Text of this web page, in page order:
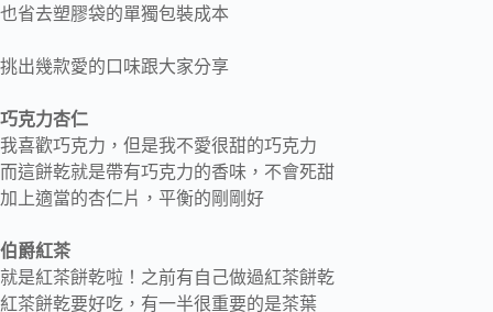
也省去塑膠袋的單獨包裝成本
挑出幾款愛的口味跟大家分享
巧克力杏仁
我喜歡巧克力，但是我不愛很甜的巧克力
而這餅乾就是帶有巧克力的香味，不會死甜
加上適當的杏仁片，平衡的剛剛好
伯爵紅茶
就是紅茶餅乾啦！之前有自己做過紅茶餅乾
紅茶餅乾要好吃，有一半很重要的是茶葉